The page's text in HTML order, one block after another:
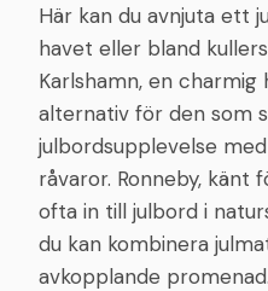
Här kan du avnjuta ett
havet eller bland
Karlshamn, en charmig
alternativ för den som
julbordsupplevelse
råvaror. Ronneby, känt
ofta in till julbord i
du kan kombinera
avkopplande